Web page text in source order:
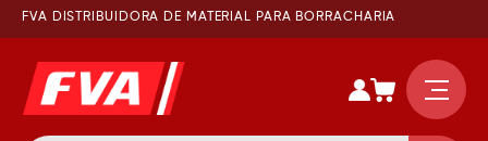
FVA DISTRIBUIDORA DE MATERIAL PARA BORRACHARIA